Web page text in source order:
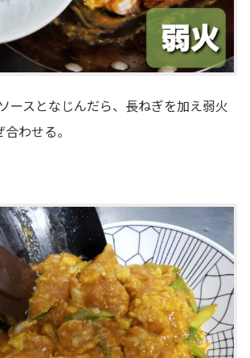
ースとなじんだら、長ねぎを加え弱火
わせる。